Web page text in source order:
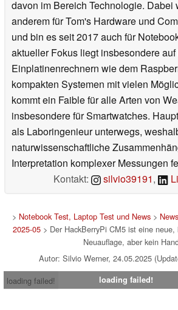
davon im Bereich Technologie. Dabei
anderem für Tom's Hardware und
und bin es seit 2017 auch für
aktueller Fokus liegt insbesondere
Einplatinenrechnern wie dem
kompakten Systemen mit vielen
kommt ein Faible für alle Arten von
insbesondere für Smartwatches.
als Laboringenieur unterwegs,
naturwissenschaftliche
Interpretation komplexer Messungen
Kontakt:
silvio39191,
> Notebook Test, Laptop Test und News> News
2025-05 > Der HackBerryPi CM5 ist eine
Neuauflage, aber kein
Autor: Silvio Werner, 24.05.2025
loading failed!
loading failed!